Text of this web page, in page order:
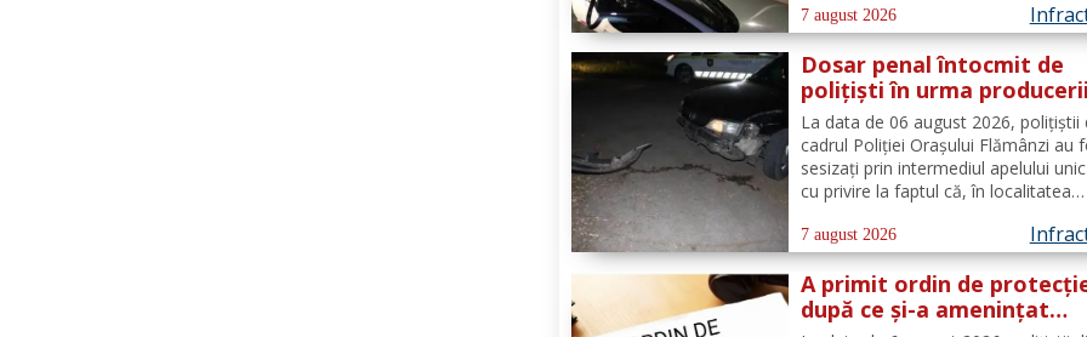
cercetată pentru comiterea
conducerea unui vehicul sub
alcoolului. În urma...
7 august 2026
Dosar penal întocmit de
polițiști în urma producerii
unui accidenr. Un șofer
lovit un cap de pod
La data de 06 august 2026, polițiștii
cadrul Poliției Orașului Flămânzi au
sesizați prin intermediul apelului
cu privire la faptul că, în localitatea
Din verificări a reieșit faptul că, în
se deplasa pe strada Tulburea din
7 august 2026
A primit ordin de
după ce și-a amenințat